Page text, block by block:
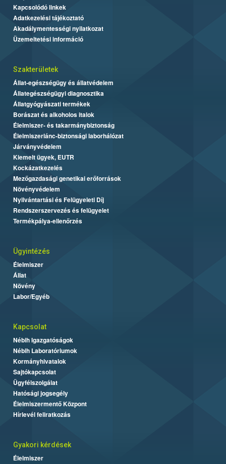
Kapcsolódó linkek
Adatkezelési tájékoztató
Akadálymentességi nyilatkozat
Üzemeltetési információ
Szakterületek
Állat-egészségügy és állatvédelem
Állategészségügyi diagnosztika
Állatgyógyászati termékek
Borászat és alkoholos italok
Élelmiszer- és takarmánybiztonság
Élelmiszerlánc-biztonsági laborhálózat
Járványvédelem
Kiemelt ügyek, EUTR
Kockázatkezelés
Mezőgazdasági genetikai erőforrások
Növényvédelem
Nyilvántartási és Felügyeleti Díj
Rendszerszervezés és felügyelet
Termékpálya-ellenőrzés
Ügyintézés
Élelmiszer
Állat
Növény
Labor/Egyéb
Kapcsolat
Nébih Igazgatóságok
Nébih Laboratóriumok
Kormányhivatalok
Sajtókapcsolat
Ügyfélszolgálat
Hatósági jogsegély
Élelmiszermentő Központ
Hírlevél feliratkozás
Gyakori kérdések
Élelmiszer